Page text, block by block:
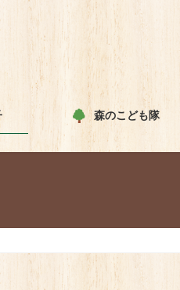
森のこども隊